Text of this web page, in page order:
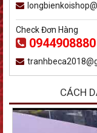
Check Đơn Hàng
0944908880
CÁCH